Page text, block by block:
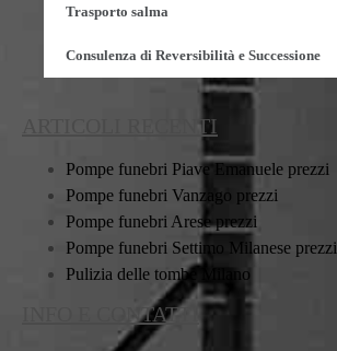
Trasporto salma
Consulenza di Reversibilità e Successione
ARTICOLI RECENTI
Pompe funebri Piave Emanuele prezzi
Pompe funebri Vanzago prezzi
Pompe funebri Arese prezzi
Pompe funebri Settimo Milanese prezzi
Pulizia delle tombe Milano
INFO E CONTATTI